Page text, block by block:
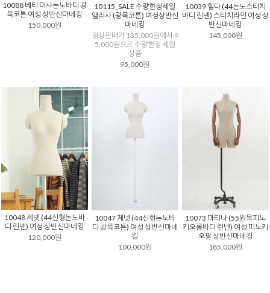
10088 베티 미샤논노바디 광
목코튼 여성 상반신마네킹
150,000원
10115_SALE 수량한정세일
앨리사 (광목코튼) 여성상반신
마네킹
정상판매가 135,000원에서 9
5,000원으로 수량한정 세일
상품
95,000원
10039 힐다 (44논노스티치
바디 린넨) 스티치라인 여성 상
반신마네킹
145,000원
10048 제넷 (44신형논노바
디 린넨) 여성 상반신마네킹
120,000원
10047 제넷 (44신형논노바
디 광목코튼) 여성 상반신마네
킹
100,000원
10073 마티나 (55원목피노
키오롱바디 린넨) 여성 피노키
오팔 상반신마네킹
185,000원